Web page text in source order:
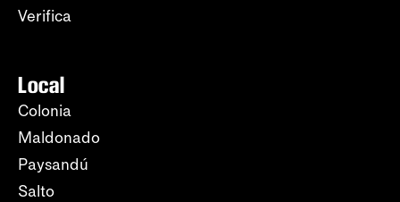
Verifica
Local
Colonia
Maldonado
Paysandú
Salto